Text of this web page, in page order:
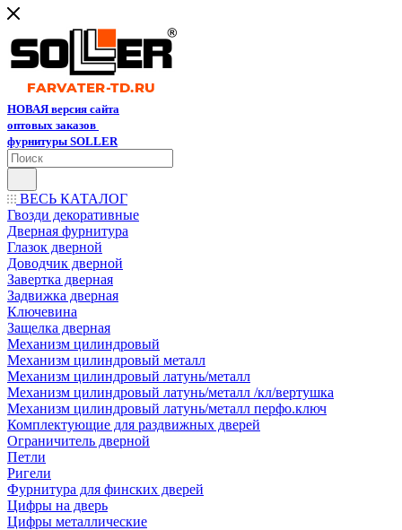
НОВАЯ версия сайта
оптовых заказов
фурнитуры SOLLER
ВЕСЬ КАТАЛОГ
Гвозди декоративные
Дверная фурнитура
Глазок дверной
Доводчик дверной
Завертка дверная
Задвижка дверная
Ключевина
Защелка дверная
Механизм цилиндровый
Механизм цилиндровый металл
Механизм цилиндровый латунь/металл
Механизм цилиндровый латунь/металл /кл/вертушка
Механизм цилиндровый латунь/металл перфо.ключ
Комплектующие для раздвижных дверей
Ограничитель дверной
Петли
Ригели
Фурнитура для финских дверей
Цифры на дверь
Цифры металлические